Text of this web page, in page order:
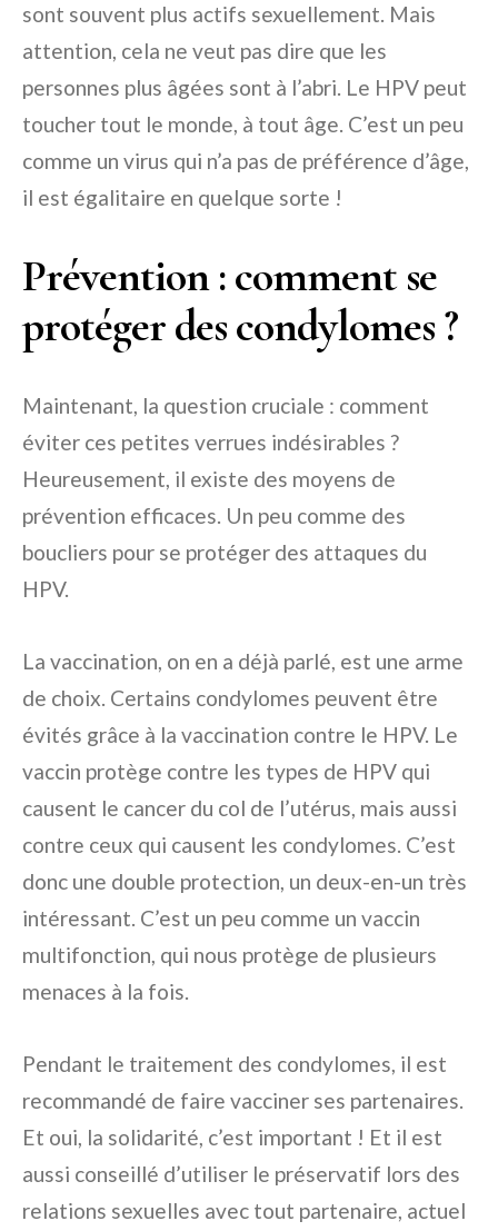
sont souvent plus actifs sexuellement. Mais
attention, cela ne veut pas dire que les
personnes plus âgées sont à l’abri. Le HPV peut
toucher tout le monde, à tout âge. C’est un peu
comme un virus qui n’a pas de préférence d’âge,
il est égalitaire en quelque sorte !
Prévention : comment se
protéger des condylomes ?
Maintenant, la question cruciale : comment
éviter ces petites verrues indésirables ?
Heureusement, il existe des moyens de
prévention efficaces. Un peu comme des
boucliers pour se protéger des attaques du
HPV.
La vaccination, on en a déjà parlé, est une arme
de choix. Certains condylomes peuvent être
évités grâce à la vaccination contre le HPV. Le
vaccin protège contre les types de HPV qui
causent le cancer du col de l’utérus, mais aussi
contre ceux qui causent les condylomes. C’est
donc une double protection, un deux-en-un très
intéressant. C’est un peu comme un vaccin
multifonction, qui nous protège de plusieurs
menaces à la fois.
Pendant le traitement des condylomes, il est
recommandé de faire vacciner ses partenaires.
Et oui, la solidarité, c’est important ! Et il est
aussi conseillé d’utiliser le préservatif lors des
relations sexuelles avec tout partenaire, actuel